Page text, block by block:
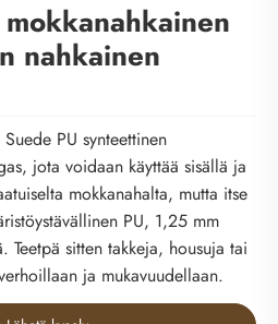
nahkainen
PU synteettinen
jota voidaan käyttää sisällä ja
mokkanahalta, mutta itse
PU, 1,25 mm
Teetpä sitten takkeja, housuja tai
ja mukavuudellaan.